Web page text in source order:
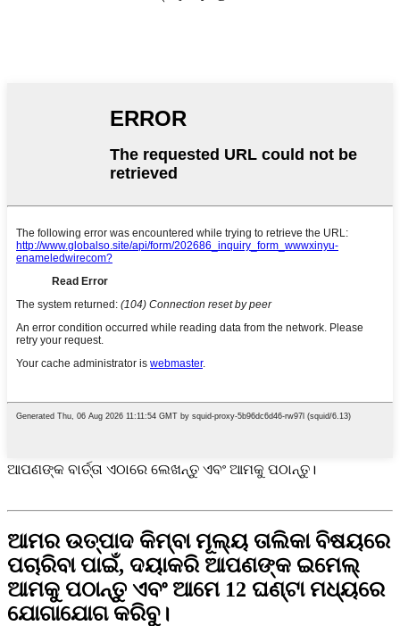
ଆପଣଙ୍କ ବାର୍ତ୍ତା ଏଠାରେ ଲେଖନ୍ତୁ ଏବଂ ଆମକୁ ପଠାନ୍ତୁ।
ଆମର ଉତ୍ପାଦ କିମ୍ବା ମୂଲ୍ୟ ତାଲିକା ବିଷୟରେ
ପଚାରିବା ପାଇଁ, ଦୟାକରି ଆପଣଙ୍କ ଇମେଲ୍
ଆମକୁ ପଠାନ୍ତୁ ଏବଂ ଆମେ 12 ଘଣ୍ଟା ମଧ୍ୟରେ
ଯୋଗାଯୋଗ କରିବୁ।